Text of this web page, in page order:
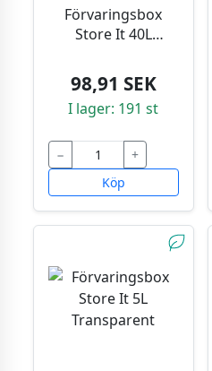
Förvaringsbox
Store It 40L
98,91 SEK
I lager: 191 st
−
+
Köp